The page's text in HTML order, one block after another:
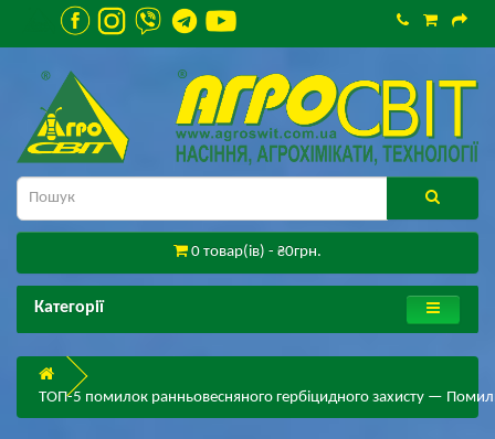
0 товар(ів) - ₴0грн.
Категорії
ТОП-5 помилок ранньовесняного гербіцидного захисту —